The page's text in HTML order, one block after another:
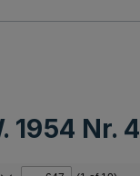
1954 Nr.